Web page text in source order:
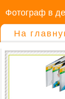
Фотограф в
На